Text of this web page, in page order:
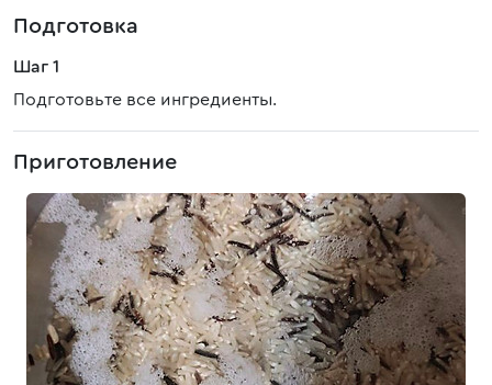
Подготовка
Шаг 1
Подготовьте все ингредиенты.
Приготовление